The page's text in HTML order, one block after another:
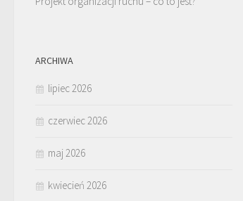
ARCHIWA
lipiec 2026
czerwiec 2026
maj 2026
kwiecień 2026